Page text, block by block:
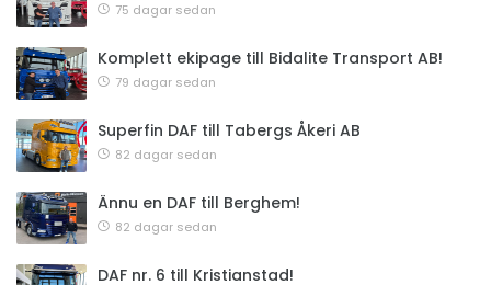
75 dagar sedan
Komplett ekipage till Bidalite Transport AB!
79 dagar sedan
Superfin DAF till Tabergs Åkeri AB
82 dagar sedan
Ännu en DAF till Berghem!
82 dagar sedan
DAF nr. 6 till Kristianstad!